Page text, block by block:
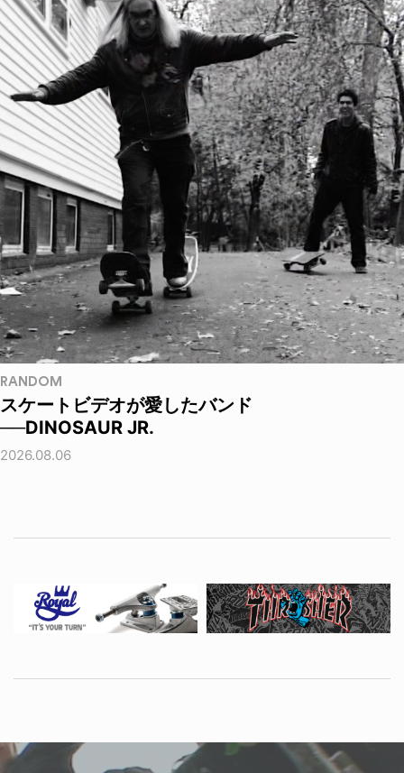
RANDOM
スケートビデオが愛したバンド
──DINOSAUR JR.
2026.08.06